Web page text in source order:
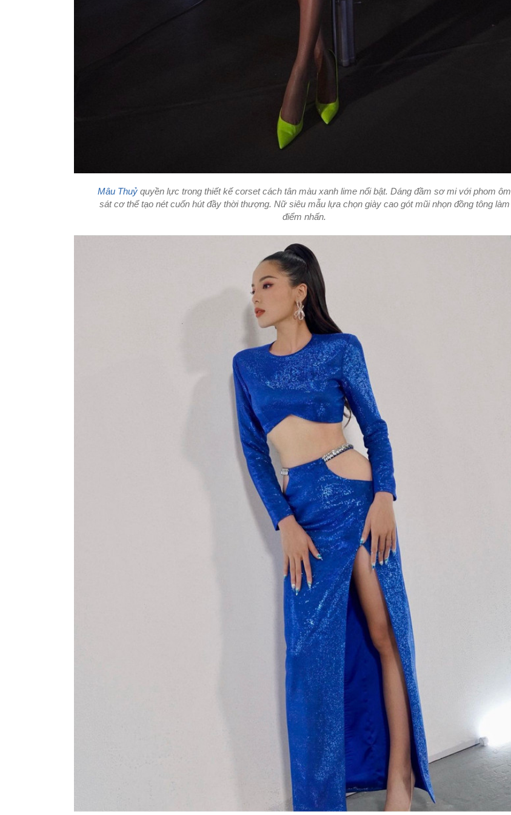
Mâu Thuỷ quyền lực trong thiết kế corset cách tân màu xanh lime nổi bật. Dáng đầm sơ mi với phom ôm
sát cơ thể tạo nét cuốn hút đầy thời thượng. Nữ siêu mẫu lựa chọn giày cao gót mũi nhọn đồng tông làm
điểm nhấn.